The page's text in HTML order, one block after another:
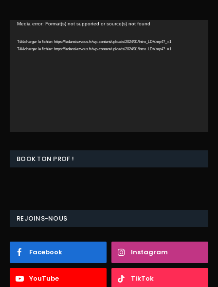
Lecteur
Media error: Format(s) not supported or source(s) not found
Télécharger le fichier: https://ledansiezvous.fr/wp-content/uploads/2024/01/Intro_LDV.mp4?_=1
Télécharger le fichier: https://ledansiezvous.fr/wp-content/uploads/2024/01/Intro_LDV.mp4?_=1
BOOK TON PROF !
REJOINS-NOUS
Facebook Instagram
YouTube TikTok